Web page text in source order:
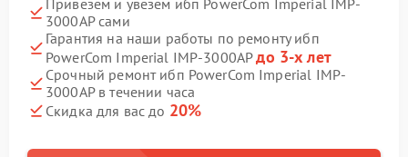
Привезем и увезем ибп PowerCom Imperial IMP-
3000AP сами
Гарантия на наши работы по ремонту ибп
PowerCom Imperial IMP-3000APдо 3-х лет
Срочный ремонт ибп PowerCom Imperial IMP-
3000AP в течении часа
Скидка для вас до 20%